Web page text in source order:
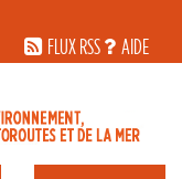
FLUX RSS
AIDE